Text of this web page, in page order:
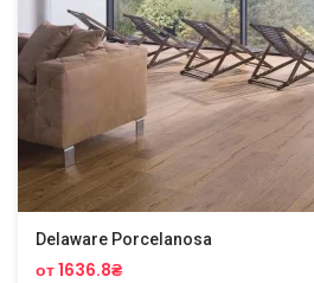
Delaware Porcelanosa
от 1636.8₴